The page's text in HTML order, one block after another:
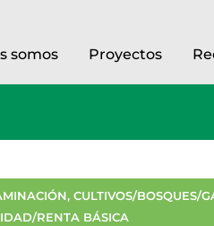
somos Proyectos
, CULTIVOS/BOSQUES/
RENTA BÁSICA